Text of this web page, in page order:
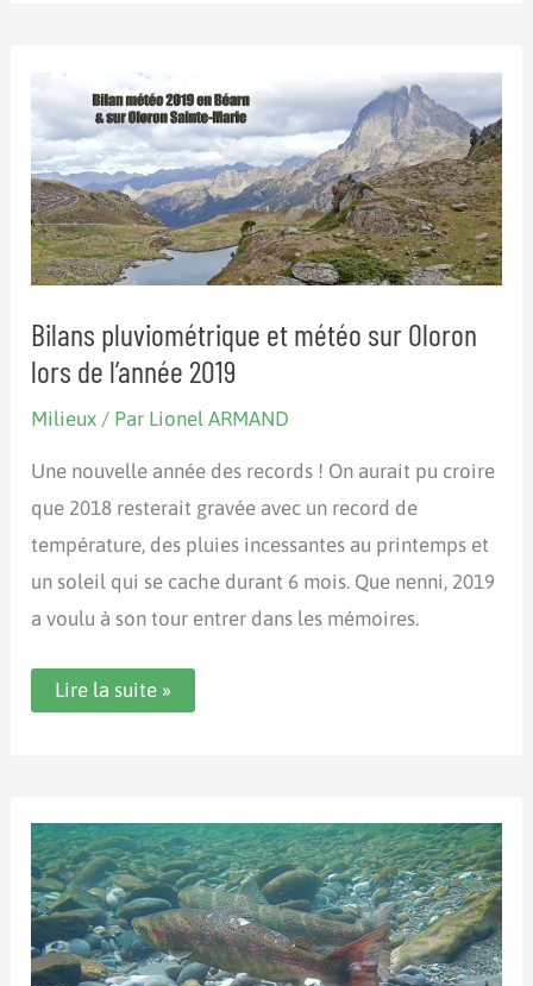
Bilans pluviométrique et météo sur Oloron
lors de l’année 2019
Milieux / Par Lionel ARMAND
Une nouvelle année des records ! On aurait pu croire
que 2018 resterait gravée avec un record de
température, des pluies incessantes au printemps et
un soleil qui se cache durant 6 mois. Que nenni, 2019
a voulu à son tour entrer dans les mémoires.
Bilans
pluviométrique
de
l’année
2019
Lire la suite »